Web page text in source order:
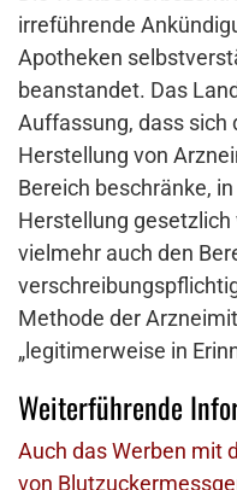
irreführende
Apotheken
beanstandet. Das
Auffassung, dass sich
Herstellung von
Bereich beschränke,
Herstellung
vielmehr auch den
Methode der
„legitimerweise in
Weiterführende
Auch das Werben mit
von